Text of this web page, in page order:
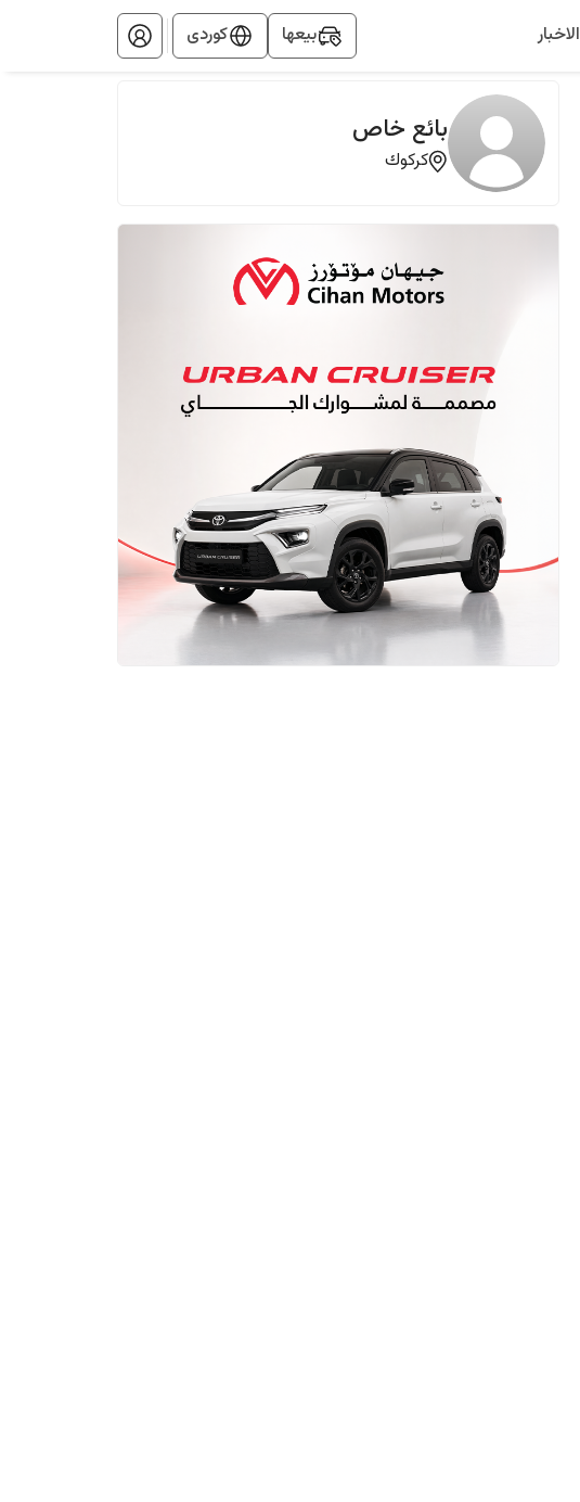
الاخبار بيعها کوردی
بائع خاص
كركوك